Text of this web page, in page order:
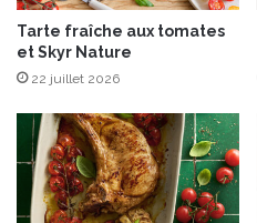
r
s
é
Tarte fraîche aux tomates
et Skyr Nature
22 juillet 2026